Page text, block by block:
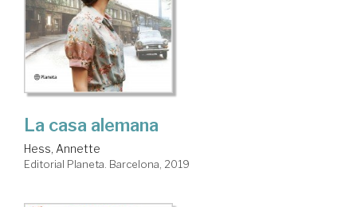
La casa alemana
Hess, Annette
Editorial Planeta. Barcelona, 2019